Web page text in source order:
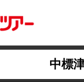
中標